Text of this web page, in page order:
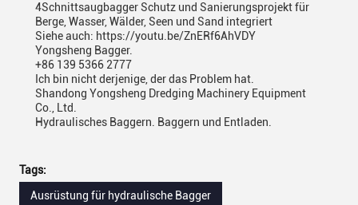
4Schnittsaugbagger Schutz und Sanierungsprojekt für
Berge, Wasser, Wälder, Seen und Sand integriert
Siehe auch: https://youtu.be/ZnERf6AhVDY
Yongsheng Bagger.
+86 139 5366 2777
Ich bin nicht derjenige, der das Problem hat.
Shandong Yongsheng Dredging Machinery Equipment
Co., Ltd.
Hydraulisches Baggern. Baggern und Entladen.
Tags:
Ausrüstung für hydraulische Bagger